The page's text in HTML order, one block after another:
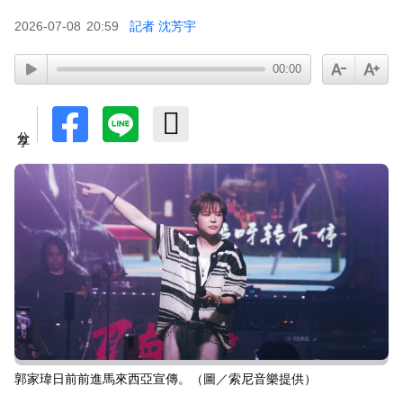
2026-07-08 20:59 記者 沈芳宇
00:00
郭家瑋日前前進馬來西亞宣傳。（圖／索尼音樂提供）